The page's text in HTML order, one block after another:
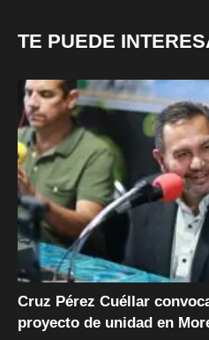
TE PUEDE
Cruz Pérez Cuéllar
proyecto de unidad en